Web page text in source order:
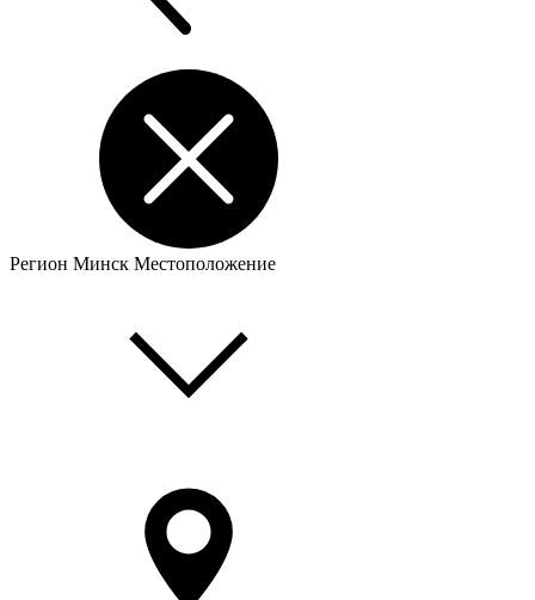
Регион Минск Местоположение